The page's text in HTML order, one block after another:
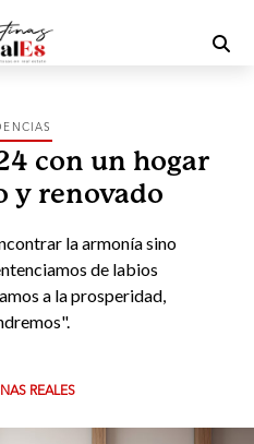
con un hogar
y renovado
la armonía sino
de labios
a la prosperidad,
REALES